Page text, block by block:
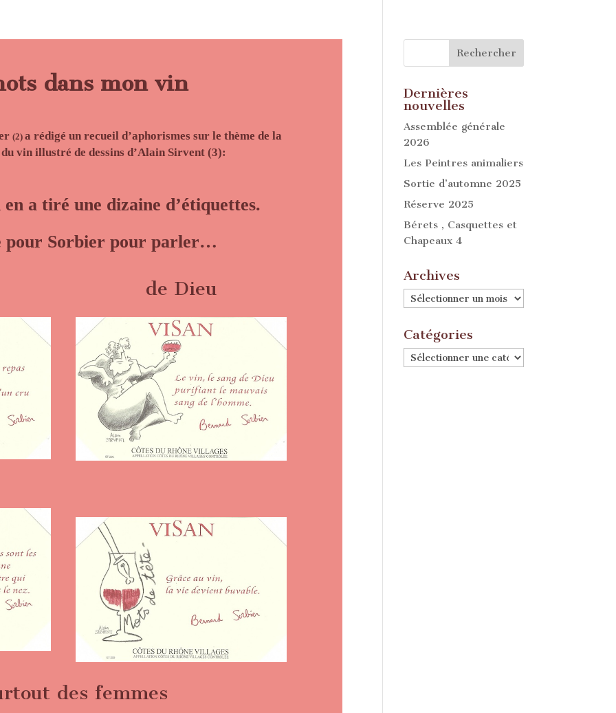
dans mon vin
(2)a rédigé un recueil d’aphorismes sur le thème de la
vin illustré de dessins d’Alain Sirvent (3):
en a tiré une dizaine d’étiquettes.
pour Sorbier pour parler…
de Dieu
des femmes
Dernières
nouvelles
Assemblée générale
2026
Les Peintres animaliers
Sortie d’automne 2025
Réserve 2025
Bérets , Casquettes et
Chapeaux 4
Archives
Archives
Catégories
Catégories